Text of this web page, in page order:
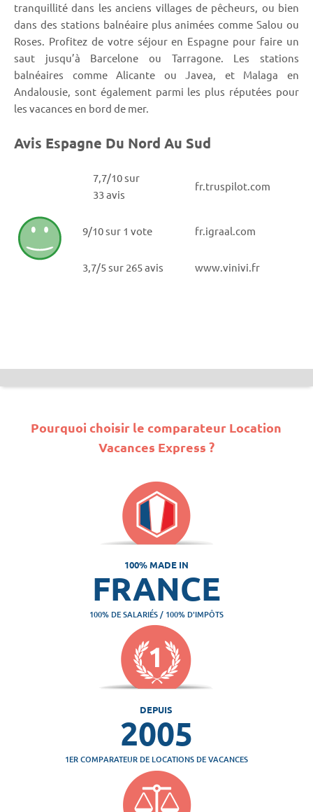
tranquillité dans les anciens villages de pêcheurs, ou bien
dans des stations balnéaire plus animées comme Salou ou
Roses. Profitez de votre séjour en Espagne pour faire un
saut jusqu’à Barcelone ou Tarragone. Les stations
balnéaires comme Alicante ou Javea, et Malaga en
Andalousie, sont également parmi les plus réputées pour
les vacances en bord de mer.
Avis Espagne Du Nord Au Sud
7,7/10 sur
33 avis
fr.truspilot.com
9/10 sur 1 vote fr.igraal.com
3,7/5 sur 265 avis www.vinivi.fr
Pourquoi choisir le comparateur Location
Vacances Express ?
100% MADE IN
FRANCE
100% DE SALARIÉS / 100% D'IMPÔTS
DEPUIS
2005
1ER COMPARATEUR DE LOCATIONS DE VACANCES